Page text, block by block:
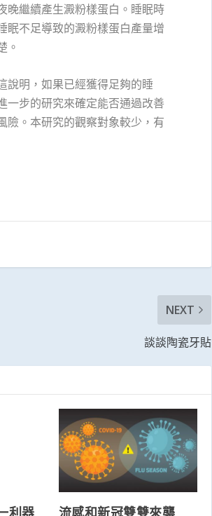
晚繼續產生澱粉樣蛋白。睡眠時
眠不足導致的澱粉樣蛋白產量增
。
說明，如果已經獲得足夠的睡
一步的研究來確定能否通過改善
險。本研究的觀察對象較少，有
NEXT
談談陶瓷牙貼
利器 流感和新冠雙雙來襲